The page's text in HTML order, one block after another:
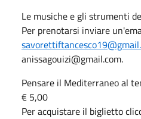
Le musiche e gli strumenti
Per prenotarsi inviare
anissagouizi@gmail.com.
Pensare il Mediterraneo al
€ 5,00
Per acquistare il biglietto